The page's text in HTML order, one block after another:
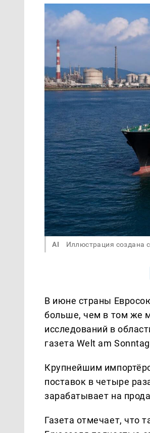
AI Иллюстрация создана
В июне страны
больше, чем в том же
исследований в
газета Welt am
Крупнейшим
поставок в четыре
зарабатывает на
Газета отмечает, что